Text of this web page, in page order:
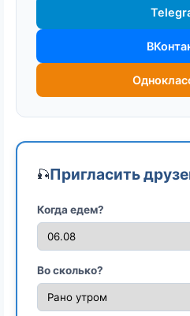
🎣Пригласить
Когда едем?
Во сколько?